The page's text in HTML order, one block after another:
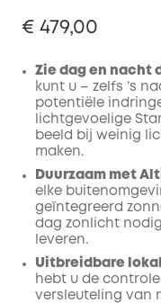
€ 479,00
Zie dag en nacht
kunt u – zelfs ’s
potentiële
lichtgevoelige
beeld bij weinig
maken.
Duurzaam met
elke
geïntegreerd
dag zonlicht
leveren.
Uitbreidbare
hebt u de
versleuteling van